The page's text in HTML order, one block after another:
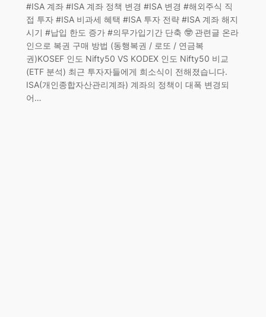
#ISA 계좌 #ISA 계좌 정책 변경 #ISA 변경 #해외주식 직
접 투자 #ISA 비과세 혜택 #ISA 투자 전략 #ISA 계좌 해지
시기 #납입 한도 증가 #의무가입기간 단축 🤓 관련글 온라
인으로 복권 구매 방법 (동행복권 / 로또 / 연금복
권)KOSEF 인도 Nifty50 VS KODEX 인도 Nifty50 비교
(ETF 분석) 최근 투자자들에게 희소식이 전해졌습니다.
ISA(개인종합자산관리계좌) 계좌의 정책이 대폭 변경되
어…